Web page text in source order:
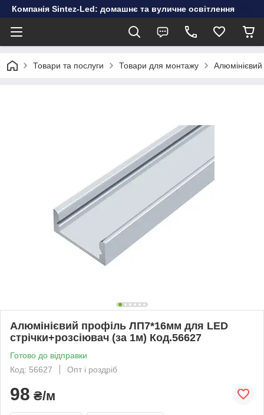
Компанія Sintez-Led: домашнє та вуличне освітлення
Товари та послуги Товари для монтажу
Алюмінієвий профіль ЛП7*16мм для LED
стрічки+розсіювач (за 1м) Код.56627
Готово до відправки
Код: 56627
Опт і роздріб
98 ₴/м